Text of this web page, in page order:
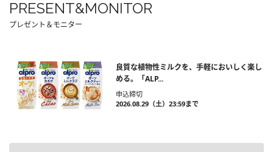
PRESENT&MONITOR
プレゼント＆モニター
良質な植物性ミルクを、手軽においしく楽し
める。「ALP...
申込締切
2026.08.29（土）23:59まで